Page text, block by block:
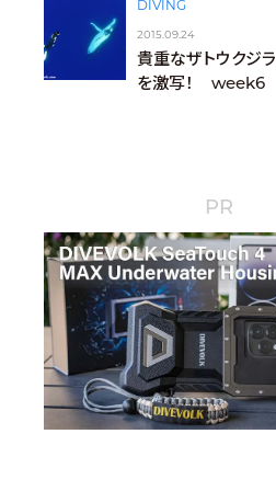
DIVING
2015.09.24
貴重なザトウクジ
を激写！ week6
PR